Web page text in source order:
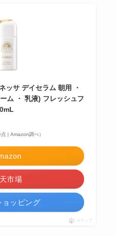
ッサ デイセラム 朝用 ・
ム ・ 乳液) フレッシュフ
| Amazon調べ）
市場
ョッピング
ポチップ